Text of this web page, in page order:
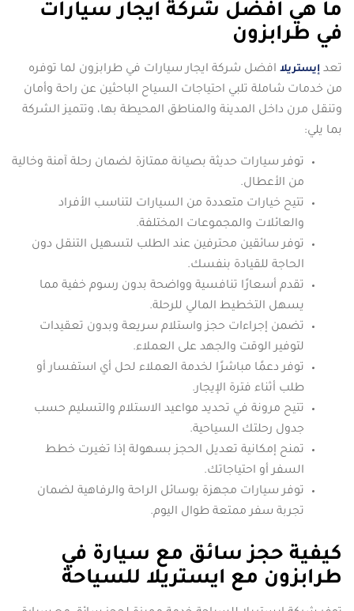
ما هي افضل شركة ايجار سيارات
في طرابزون
تعد إيستريلا افضل شركة ايجار سيارات في طرابزون لما توفره
من خدمات شاملة تلبي احتياجات السياح الباحثين عن راحة وأمان
وتنقل مرن داخل المدينة والمناطق المحيطة بها، وتتميز الشركة
بما يلي:
توفر سيارات حديثة بصيانة ممتازة لضمان رحلة آمنة وخالية
من الأعطال.
تتيح خيارات متعددة من السيارات لتناسب الأفراد
والعائلات والمجموعات المختلفة.
توفر سائقين محترفين عند الطلب لتسهيل التنقل دون
الحاجة للقيادة بنفسك.
تقدم أسعارًا تنافسية وواضحة بدون رسوم خفية مما
يسهل التخطيط المالي للرحلة.
تضمن إجراءات حجز واستلام سريعة وبدون تعقيدات
لتوفير الوقت والجهد على العملاء.
توفر دعمًا مباشرًا لخدمة العملاء لحل أي استفسار أو
طلب أثناء فترة الإيجار.
تتيح مرونة في تحديد مواعيد الاستلام والتسليم حسب
جدول رحلتك السياحية.
تمنح إمكانية تعديل الحجز بسهولة إذا تغيرت خطط
السفر أو احتياجاتك.
توفر سيارات مجهزة بوسائل الراحة والرفاهية لضمان
تجربة سفر ممتعة طوال اليوم.
كيفية حجز سائق مع سيارة في
طرابزون مع ايستريلا للسياحة